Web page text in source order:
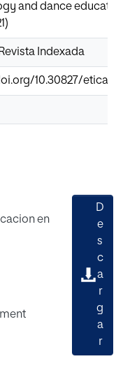
and dance
Indexada
10.30827/
en
D
e
s
c
a
r
g
a
r